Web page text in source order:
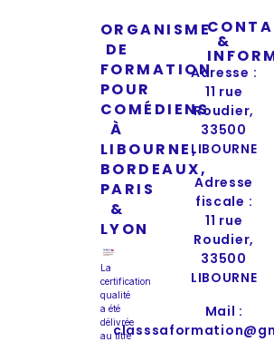
ORGANISME
DE
FORMATION
POUR
COMÉDIENS
À
LIBOURNE,
BORDEAUX,
PARIS
&
LYON
La
certification
qualité
a été
délivrée
au titre
&
Adresse :
11 rue
Roudier,
33500
LIBOURNE
Adresse
fiscale :
11 rue
Roudier,
33500
LIBOURNE
Mail :